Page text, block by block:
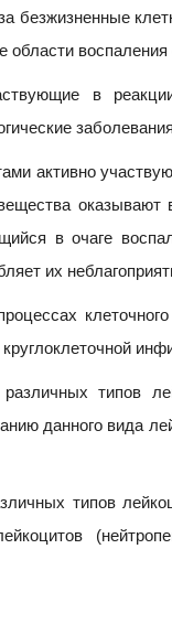
безжизненные
воспаления
в реакции
заболевания
активно
в очаге
их
типов
данного вида
типов